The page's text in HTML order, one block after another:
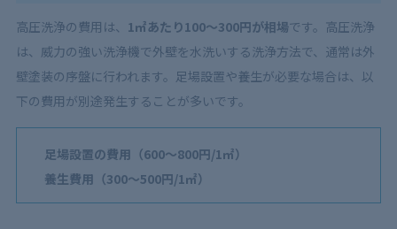
高圧洗浄の費用は、 1㎡あたり100〜300円が相場です。高圧洗浄
は、威力の強い洗浄機で外壁を水洗いする洗浄方法で、通常は外
壁塗装の序盤に行われます。足場設置や養生が必要な場合は、以
下の費用が別途発生することが多いです。
足場設置の費用（600〜800円/1㎡）
養生費用（300〜500円/1㎡）